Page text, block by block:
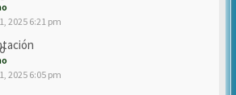
2025 6:21 pm
2025 6:05 pm